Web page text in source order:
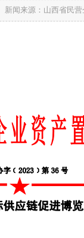
新闻来源：山西省民